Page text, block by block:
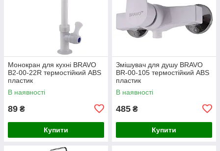
Монокран для кухні BRAVO
B2-00-22R термостійкий ABS
пластик
В наявності
89 ₴
Купити
Змішувач для душу BRAVO
BR-00-105 термостійкий ABS
пластик
В наявності
485 ₴
Купити